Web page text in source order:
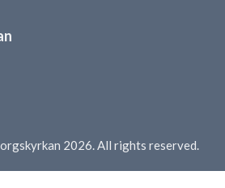
2026. All rights reserved.